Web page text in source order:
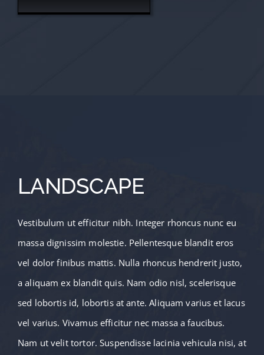
LANDSCAPE
Vestibulum ut efficitur nibh. Integer rhoncus nunc eu
massa dignissim molestie. Pellentesque blandit eros
vel dolor finibus mattis. Nulla rhoncus hendrerit justo,
a aliquam ex blandit quis. Nam odio nisl, scelerisque
sed lobortis id, lobortis at ante. Aliquam varius et lacus
vel varius. Vivamus efficitur nec massa a faucibus.
Nam ut velit tortor. Suspendisse lacinia vehicula nisi, at